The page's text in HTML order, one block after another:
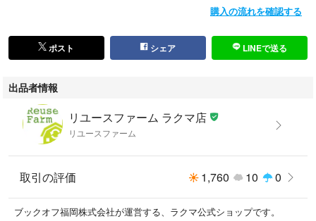
購入の流れを確認する
ポスト シェア LINEで送る
出品者情報
リユースファーム ラクマ店
リユースファーム
取引の評価 1,760 10 0
ブックオフ福岡株式会社が運営する、ラクマ公式ショップです。